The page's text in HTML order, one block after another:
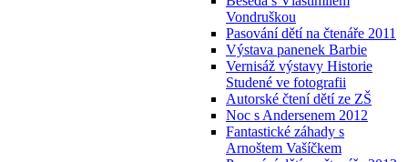
Vondruškou
Pasování dětí na čtenáře 2011
Výstava panenek Barbie
Vernisáž výstavy Historie
Studené ve fotografii
Autorské čtení dětí ze ZŠ
Noc s Andersenem 2012
Fantastické záhady s
Arnoštem Vašíčkem